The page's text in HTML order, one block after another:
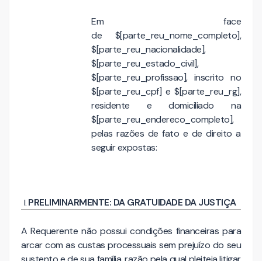
Em face
de $[parte_reu_nome_completo],
$[parte_reu_nacionalidade],
$[parte_reu_estado_civil],
$[parte_reu_profissao], inscrito no
$[parte_reu_cpf] e $[parte_reu_rg],
residente e domiciliado na
$[parte_reu_endereco_completo],
pelas razões de fato e de direito a
seguir expostas:
PRELIMINARMENTE: DA GRATUIDADE DA JUSTIÇA
A Requerente não possui condições financeiras para
arcar com as custas processuais sem prejuízo do seu